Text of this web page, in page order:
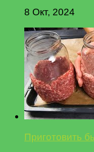
8 Окт, 2024
Приготовить